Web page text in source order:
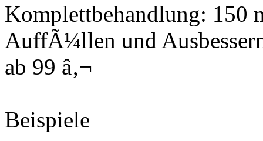
Komplettbehandlung: 150
AuffÃ¼llen und
ab 99 â‚¬
Beispiele